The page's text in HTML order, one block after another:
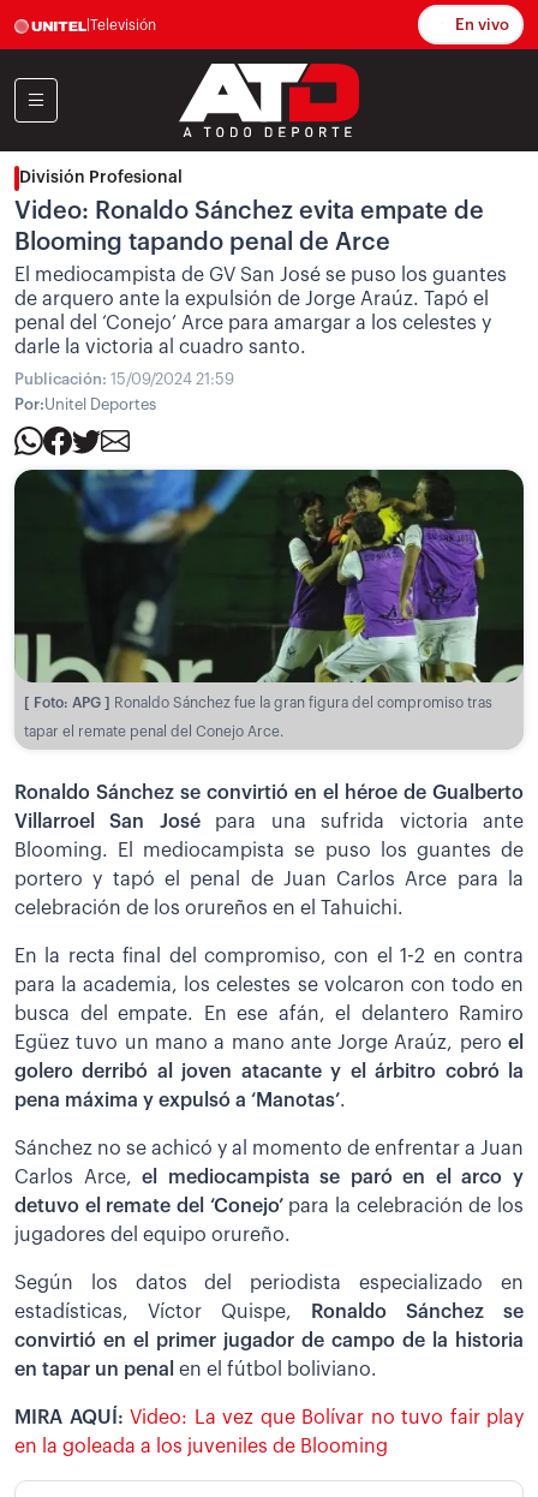
Televisión En vivo
División Profesional
Video: Ronaldo Sánchez evita empate de
Blooming tapando penal de Arce
El mediocampista de GV San José se puso los guantes
de arquero ante la expulsión de Jorge Araúz. Tapó el
penal del ‘Conejo’ Arce para amargar a los celestes y
darle la victoria al cuadro santo.
Publicación: 15/09/2024 21:59
Por:Unitel Deportes
[ Foto: APG ]
Ronaldo Sánchez fue la gran figura del compromiso tras
tapar el remate penal del Conejo Arce.
Ronaldo Sánchez se convirtió en el héroe de Gualberto
Villarroel San José para una sufrida victoria ante
Blooming. El mediocampista se puso los guantes de
portero y tapó el penal de Juan Carlos Arce para la
celebración de los orureños en el Tahuichi.
En la recta final del compromiso, con el 1-2 en contra
para la academia, los celestes se volcaron con todo en
busca del empate. En ese afán, el delantero Ramiro
Egüez tuvo un mano a mano ante Jorge Araúz, pero el
golero derribó al joven atacante y el árbitro cobró la
pena máxima y expulsó a ‘Manotas’.
Sánchez no se achicó y al momento de enfrentar a Juan
Carlos Arce,el mediocampista se paró en el arco y
detuvo el remate del ‘Conejo’para la celebración de los
jugadores del equipo orureño.
Según los datos del periodista especializado en
estadísticas, Víctor Quispe,
Ronaldo Sánchez se
convirtió en el primer jugador de campo de la historia
en tapar un penal en el fútbol boliviano.
MIRA AQUÍ: Video: La vez que Bolívar no tuvo fair play
en la goleada a los juveniles de Blooming